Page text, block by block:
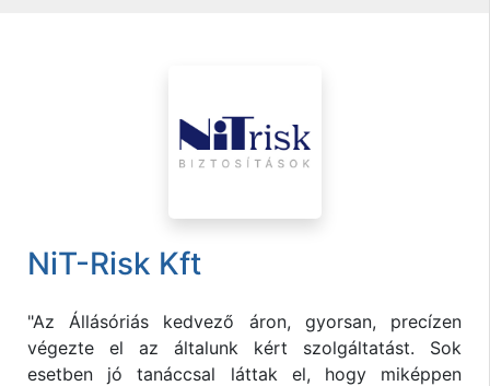
NiT-Risk Kft
"Az Állásóriás kedvező áron, gyorsan, precízen
végezte el az általunk kért szolgáltatást. Sok
esetben jó tanáccsal láttak el, hogy miképpen